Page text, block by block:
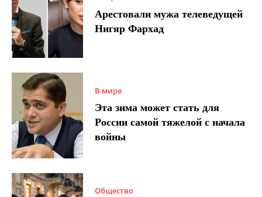
Арестовали мужа телеведущей
Нигяр Фархад
В мире
Эта зима может стать для
России самой тяжелой с начала
войны
Общество